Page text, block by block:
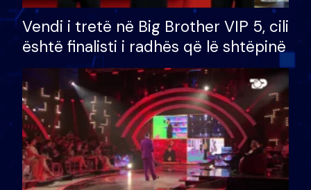
Vendi i tretë në Big Brother VIP 5, cili
është finalisti i radhës që lë shtëpinë